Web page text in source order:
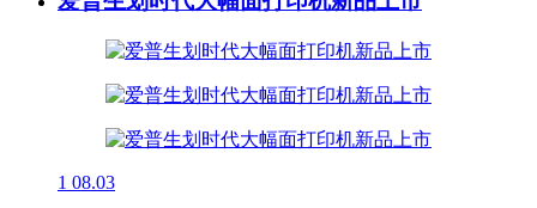
1 08.03